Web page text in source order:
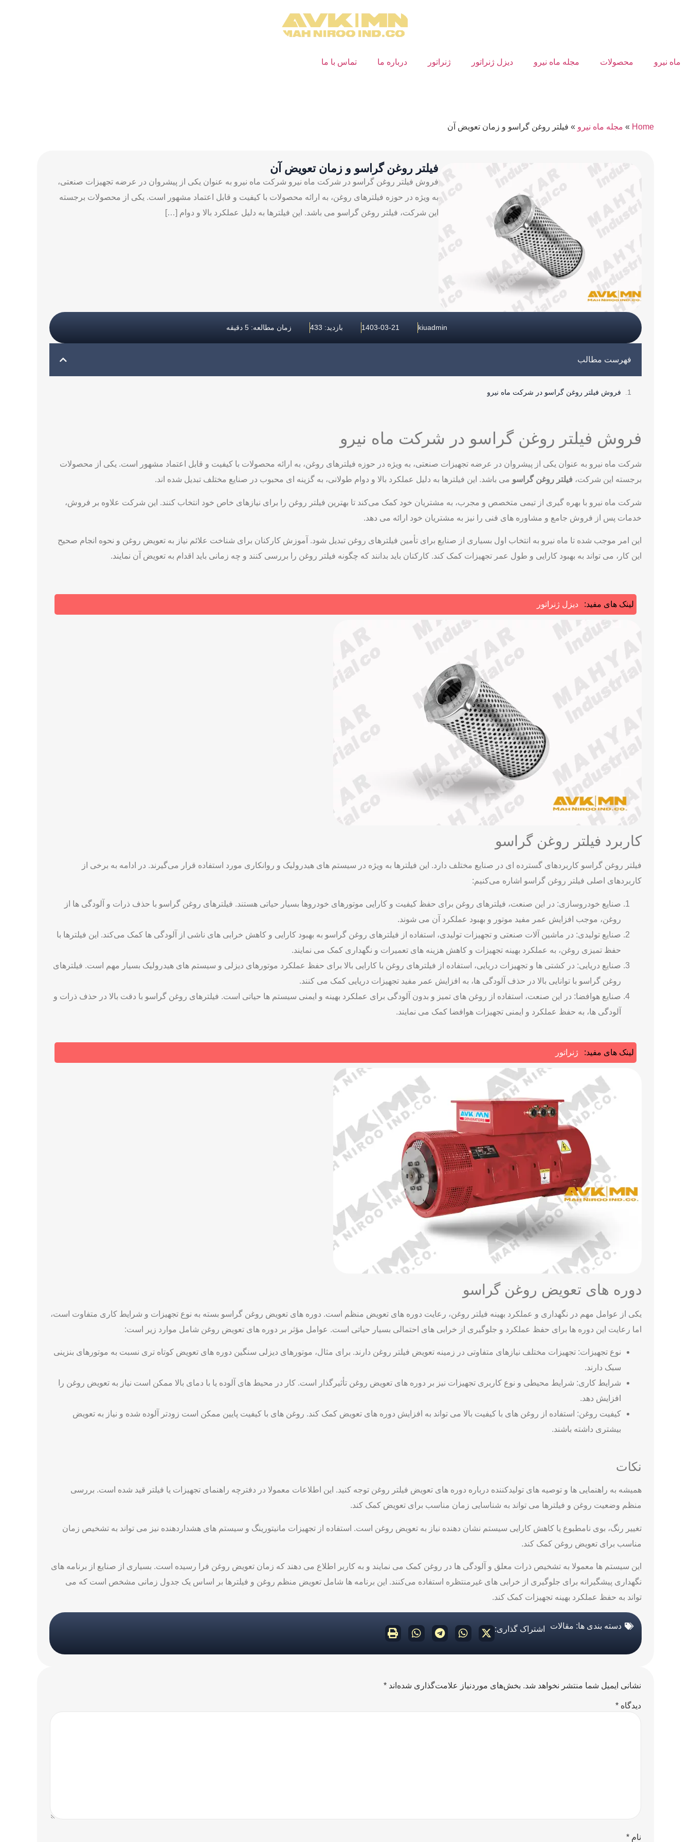
ماه نیرو محصولات مجله ماه نیرو دیزل ژنراتور ژنراتور درباره ما تماس با ما
Home
» مجله ماه نیرو » فیلتر روغن گراسو و زمان تعویض آن
فیلتر روغن گراسو و زمان تعویض آن
فروش فیلتر روغن گراسو در شرکت ماه نیرو شرکت ماه نیرو به عنوان یکی از پیشروان در عرضه تجهیزات صنعتی،
به ویژه در حوزه فیلترهای روغن، به ارائه محصولات با کیفیت و قابل اعتماد مشهور است. یکی از محصولات برجسته
این شرکت، فیلتر روغن گراسو می ‌باشد. این فیلترها به دلیل عملکرد بالا و دوام […]
kiuadmin
1403-03-21 بازدید: 433 زمان مطالعه: 5 دقیقه
فهرست مطالب
فروش فیلتر روغن گراسو در شرکت ماه نیرو
فروش فیلتر روغن گراسو در شرکت ماه نیرو
شرکت ماه نیرو به عنوان یکی از پیشروان در عرضه تجهیزات صنعتی، به ویژه در حوزه فیلترهای روغن، به ارائه محصولات با کیفیت و قابل اعتماد مشهور است. یکی از محصولات
برجسته این شرکت، فیلتر روغن گراسو می ‌باشد. این فیلترها به دلیل عملکرد بالا و دوام طولانی، به گزینه ‌ای محبوب در صنایع مختلف تبدیل شده‌ اند.
شرکت ماه نیرو با بهره ‌گیری از تیمی متخصص و مجرب، به مشتریان خود کمک می‌کند تا بهترین فیلتر روغن را برای نیازهای خاص خود انتخاب کنند. این شرکت علاوه بر فروش،
خدمات پس از فروش جامع و مشاوره‌ های فنی را نیز به مشتریان خود ارائه می ‌دهد.
این امر موجب شده تا ماه نیرو به انتخاب اول بسیاری از صنایع برای تأمین فیلترهای روغن تبدیل شود. آموزش کارکنان برای شناخت علائم نیاز به تعویض روغن و نحوه انجام صحیح
این کار، می‌ تواند به بهبود کارایی و طول عمر تجهیزات کمک کند. کارکنان باید بدانند که چگونه فیلتر روغن را بررسی کنند و چه زمانی باید اقدام به تعویض آن نمایند.
لینک های مفید: دیزل ژنراتور
کاربرد فیلتر روغن گراسو
فیلتر روغن گراسو کاربردهای گسترده ‌ای در صنایع مختلف دارد. این فیلترها به‌ ویژه در سیستم ‌های هیدرولیک و روانکاری مورد استفاده قرار می‌گیرند. در ادامه به برخی از
کاربردهای اصلی فیلتر روغن گراسو اشاره می‌کنیم:
صنایع خودروسازی: در این صنعت، فیلترهای روغن برای حفظ کیفیت و کارایی موتورهای خودروها بسیار حیاتی هستند. فیلترهای روغن گراسو با حذف ذرات و آلودگی ‌ها از
روغن، موجب افزایش عمر مفید موتور و بهبود عملکرد آن می ‌شوند.
صنایع تولیدی: در ماشین ‌آلات صنعتی و تجهیزات تولیدی، استفاده از فیلترهای روغن گراسو به بهبود کارایی و کاهش خرابی ‌های ناشی از آلودگی ‌ها کمک می‌کند. این فیلترها با
حفظ تمیزی روغن، به عملکرد بهینه تجهیزات و کاهش هزینه ‌های تعمیرات و نگهداری کمک می نمایند.
صنایع دریایی: در کشتی ‌ها و تجهیزات دریایی، استفاده از فیلترهای روغن با کارایی بالا برای حفظ عملکرد موتورهای دیزلی و سیستم‌ های هیدرولیک بسیار مهم است. فیلترهای
روغن گراسو با توانایی بالا در حذف آلودگی‌ ها، به افزایش عمر مفید تجهیزات دریایی کمک می ‌کنند.
صنایع هوافضا: در این صنعت، استفاده از روغن‌ های تمیز و بدون آلودگی برای عملکرد بهینه و ایمنی سیستم‌ ها حیاتی است. فیلترهای روغن گراسو با دقت بالا در حذف ذرات و
آلودگی ها، به حفظ عملکرد و ایمنی تجهیزات هوافضا کمک می ‌نمایند.
لینک های مفید: ژنراتور
دوره های تعویض روغن گراسو
یکی از عوامل مهم در نگهداری و عملکرد بهینه فیلتر روغن، رعایت دوره ‌های تعویض منظم است. دوره‌ های تعویض روغن گراسو بسته به نوع تجهیزات و شرایط کاری متفاوت است،
اما رعایت این دوره ‌ها برای حفظ عملکرد و جلوگیری از خرابی‌ های احتمالی بسیار حیاتی است. عوامل مؤثر بر دوره‌ های تعویض روغن شامل موارد زیر است:
نوع تجهیزات: تجهیزات مختلف نیازهای متفاوتی در زمینه تعویض فیلتر روغن دارند. برای مثال، موتورهای دیزلی سنگین دوره‌ های تعویض کوتاه‌ تری نسبت به موتورهای بنزینی
سبک دارند.
شرایط کاری: شرایط محیطی و نوع کاربری تجهیزات نیز بر دوره‌ های تعویض روغن تأثیرگذار است. کار در محیط‌ های آلوده یا با دمای بالا ممکن است نیاز به تعویض روغن‌ را
افزایش دهد.
کیفیت روغن: استفاده از روغن ‌های با کیفیت بالا می ‌تواند به افزایش دوره‌ های تعویض کمک کند. روغن ‌های با کیفیت پایین ممکن است زودتر آلوده شده و نیاز به تعویض
بیشتری داشته باشند.
نکات
همیشه به راهنمایی ‌ها و توصیه‌ های تولیدکننده درباره دوره ‌های تعویض فیلتر روغن توجه کنید. این اطلاعات معمولا در دفترچه راهنمای تجهیزات یا فیلتر قید شده است. بررسی
منظم وضعیت روغن و فیلترها می‌ تواند به شناسایی زمان مناسب برای تعویض کمک کند.
تغییر رنگ، بوی نامطبوع یا کاهش کارایی سیستم نشان‌ دهنده نیاز به تعویض روغن است. استفاده از تجهیزات مانیتورینگ و سیستم‌ های هشداردهنده نیز می ‌تواند به تشخیص زمان
مناسب برای تعویض روغن کمک کند.
این سیستم ‌ها معمولا به تشخیص ذرات معلق و آلودگی ‌ها در روغن کمک می نمایند و به کاربر اطلاع می ‌دهند که زمان تعویض روغن فرا رسیده است. بسیاری از صنایع از برنامه ‌های
نگهداری پیشگیرانه برای جلوگیری از خرابی ‌های غیرمنتظره استفاده می‌کنند. این برنامه ‌ها شامل تعویض منظم روغن و فیلترها بر اساس یک جدول زمانی مشخص است که می
‌تواند به حفظ عملکرد بهینه تجهیزات کمک کند.
دسته بندی ها: مقالات اشتراک گذاری:
نشانی ایمیل شما منتشر نخواهد شد. بخش‌های موردنیاز علامت‌گذاری شده‌اند *
دیدگاه *
نام *